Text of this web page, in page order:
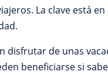
La clave está en
disfrutar de unas
beneficiarse si